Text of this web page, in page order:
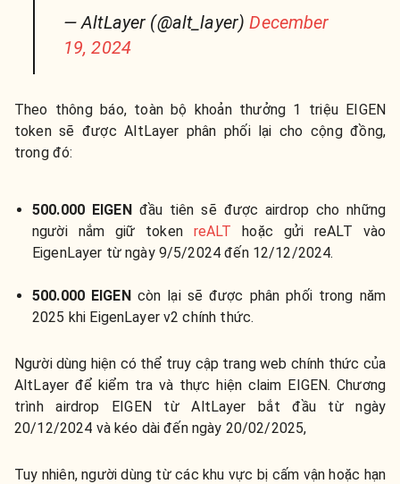
— AltLayer (@alt_layer)December
19, 2024
Theo thông báo, toàn bộ khoản thưởng 1 triệu EIGEN
token sẽ được AltLayer phân phối lại cho cộng đồng,
trong đó:
500.000 EIGENđầu tiên sẽ được airdrop cho những
người nắm giữ token reALT hoặc gửi reALT vào
EigenLayer từ ngày 9/5/2024 đến 12/12/2024.
500.000 EIGENcòn lại sẽ được phân phối trong năm
2025 khi EigenLayer v2 chính thức.
Người dùng hiện có thể truy cập trang web chính thức của
AltLayer để kiểm tra và thực hiện claim EIGEN. Chương
trình airdrop EIGEN từ AltLayer bắt đầu từ ngày
20/12/2024 và kéo dài đến ngày 20/02/2025,
Tuy nhiên, người dùng từ các khu vực bị cấm vận hoặc hạn